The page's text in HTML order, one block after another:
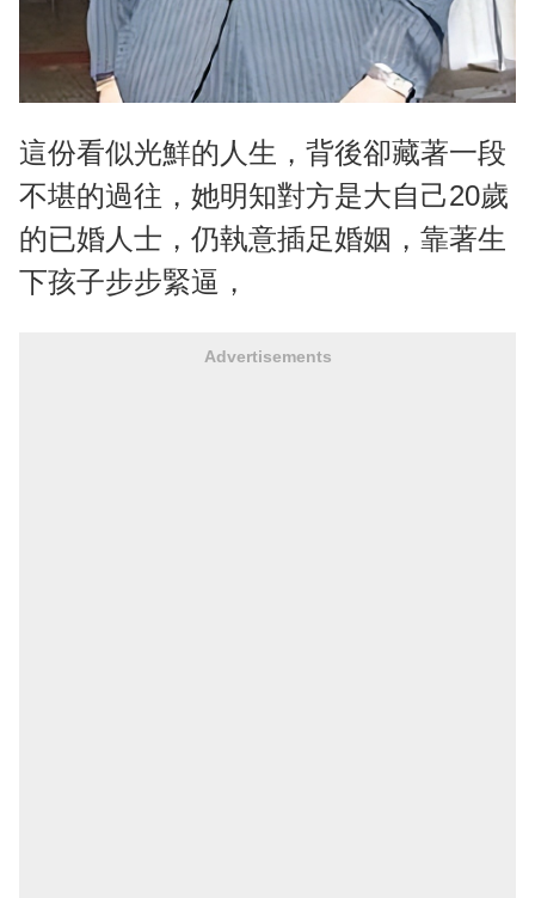
這份看似光鮮的人生，背後卻藏著一段
不堪的過往，她明知對方是大自己20歲
的已婚人士，仍執意插足婚姻，靠著生
下孩子步步緊逼，
Advertisements